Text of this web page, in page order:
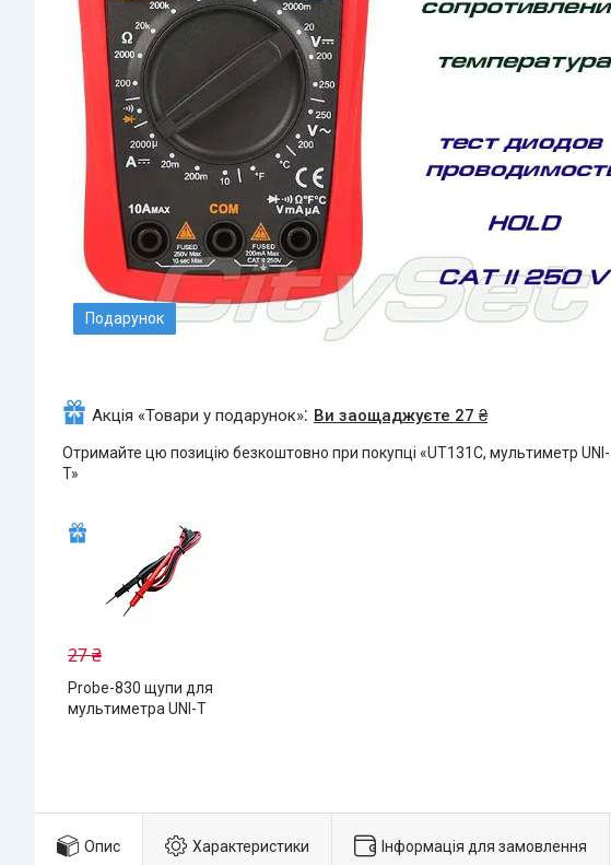
Подарунок
Акція «Товари у подарунок» Ви заощаджуєте 27 ₴
Отримайте цю позицію безкоштовно при покупці «UT131C, мультиметр UNI-
T»
27 ₴
Probe-830 щупи для
мультиметра UNI-T
Опис Характеристики Інформація для замовлення